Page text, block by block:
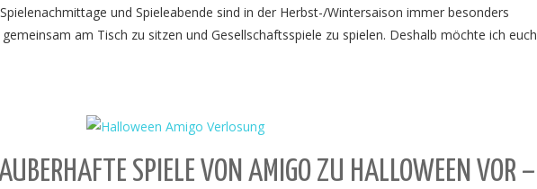
und Spieleabende sind in der Herbst-/Wintersaison immer besonders
am Tisch zu sitzen und Gesellschaftsspiele zu spielen. Deshalb möchte ich euch
SPIELE VON AMIGO ZU HALLOWEEN VOR –